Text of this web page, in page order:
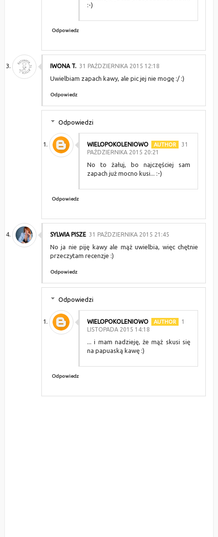
:-)
Odpowiedz
IWONA T. 31 PAŹDZIERNIKA 2015 12:18
Uwielbiam zapach kawy, ale pic jej nie mogę :/ :)
Odpowiedz
Odpowiedzi
WIELOPOKOLENIOWO
31
PAŹDZIERNIKA 2015 20:21
No to żałuj, bo najczęściej sam
zapach już mocno kusi... :-)
Odpowiedz
SYLWIA PISZE 31 PAŹDZIERNIKA 2015 21:45
No ja nie piję kawy ale mąż uwielbia, więc chętnie
przeczytam recenzje :)
Odpowiedz
Odpowiedzi
WIELOPOKOLENIOWO
1
LISTOPADA 2015 14:18
... i mam nadzieję, że mąż skusi się
na papuaską kawę :)
Odpowiedz